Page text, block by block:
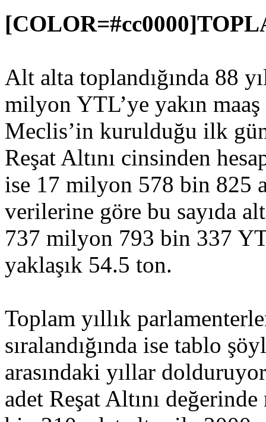
Alt alta toplandığında 88
milyon YTL’ye yakın
Meclis’in kurulduğu ilk
Reşat Altını cinsinden
ise 17 milyon 578 bin 825
verilerine göre bu sayıda
737 milyon 793 bin 337
yaklaşık 54.5 ton.
Toplam yıllık
sıralandığında ise tablo
arasındaki yıllar
adet Reşat Altını